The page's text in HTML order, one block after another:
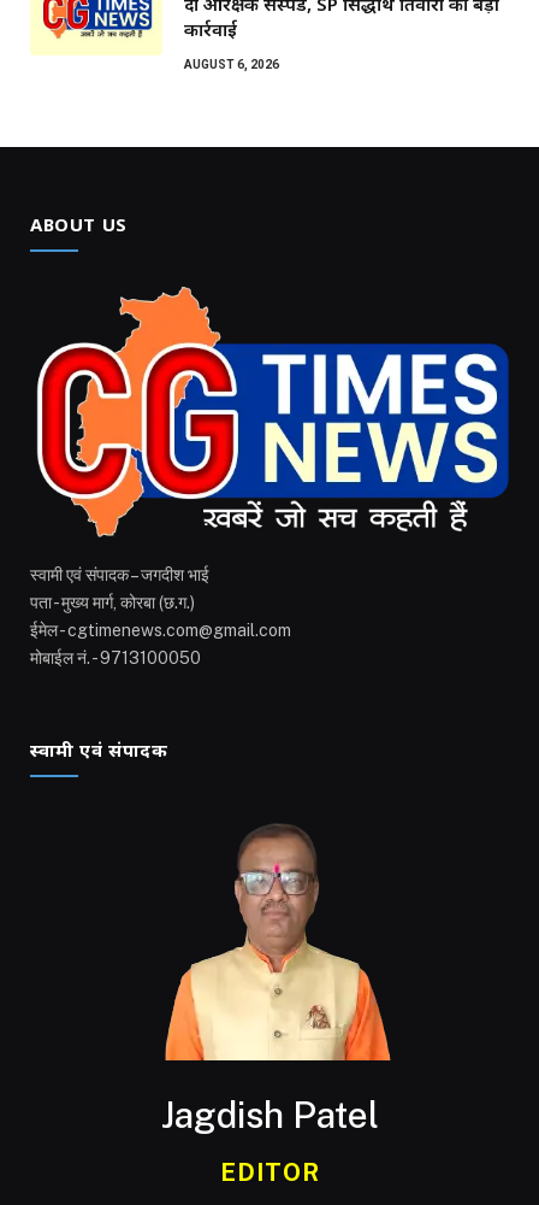
कार्रवाई
AUGUST 6, 2026
ABOUT US
स्वामी एवं संपादक – जगदीश भाई
पता - मुख्य मार्ग, कोरबा (छ.ग.)
ईमेल - cgtimenews.com@gmail.com
मोबाईल नं. - 9713100050
स्वामी एवं संपादक
Jagdish Patel
EDITOR